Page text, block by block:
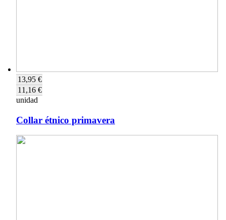
13,95 €
11,16 €
unidad
Collar étnico primavera